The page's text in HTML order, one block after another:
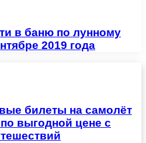
в баню по лунному
2019 года
билеты на самолёт
выгодной цене с